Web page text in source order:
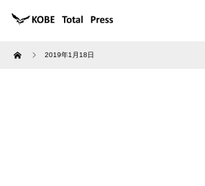
Home 2019年1月18日